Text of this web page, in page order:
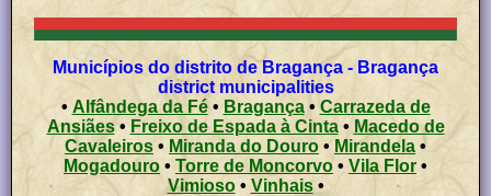
Municípios do distrito de Bragança - Bragança
district municipalities
• Alfândega da Fé• Bragança• Carrazeda de
Ansiães• Freixo de Espada à Cinta• Macedo de
Cavaleiros • Miranda do Douro • Mirandela •
Mogadouro • Torre de Moncorvo• Vila Flor •
Vimioso• Vinhais•